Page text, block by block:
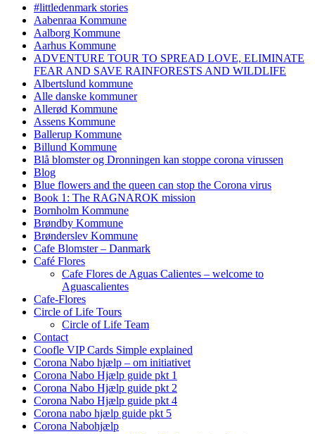
#littledenmark stories
Aabenraa Kommune
Aalborg Kommune
Aarhus Kommune
ADVENTURE TOUR TO SPREAD LOVE, ELIMINATE
FEAR AND SAVE RAINFORESTS AND WILDLIFE
Albertslund kommune
Alle danske kommuner
Allerød Kommune
Assens Kommune
Ballerup Kommune
Billund Kommune
Blå blomster og Dronningen kan stoppe corona virussen
Blog
Blue flowers and the queen can stop the Corona virus
Book 1: The RAGNAROK mission
Bornholm Kommune
Brøndby Kommune
Brønderslev Kommune
Cafe Blomster – Danmark
Café Flores
Cafe Flores de Aguas Calientes – welcome to
Aguascalientes
Cafe-Flores
Circle of Life Tours
Circle of Life Team
Contact
Coofle VIP Cards Simple explained
Corona Nabo hjælp – om initiativet
Corona Nabo Hjælp guide pkt 1
Corona Nabo Hjælp guide pkt 2
Corona Nabo Hjælp guide pkt 4
Corona nabo hjælp guide pkt 5
Corona Nabohjælp